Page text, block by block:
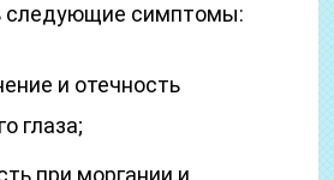
следующие симптомы:
и отечность
глаза;
при моргании и